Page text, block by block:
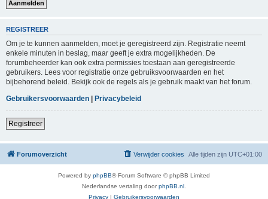
REGISTREER
Om je te kunnen aanmelden, moet je geregistreerd zijn. Registratie neemt
enkele minuten in beslag, maar geeft je extra mogelijkheden. De
forumbeheerder kan ook extra permissies toestaan aan geregistreerde
gebruikers. Lees voor registratie onze gebruiksvoorwaarden en het
bijbehorend beleid. Bekijk ook de regels als je gebruik maakt van het forum.
Gebruikersvoorwaarden | Privacybeleid
Registreer
Forumoverzicht Alle tijden zijn UTC+01:00
Verwijder cookies
Powered by phpBB® Forum Software © phpBB Limited
Nederlandse vertaling doorphpBB.nl
Privacy | Gebruikersvoorwaarden